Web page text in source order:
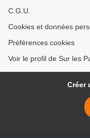
C.G.U.
Cookies et données
Préférences cookies
Voir le profil de Sur les
Créer